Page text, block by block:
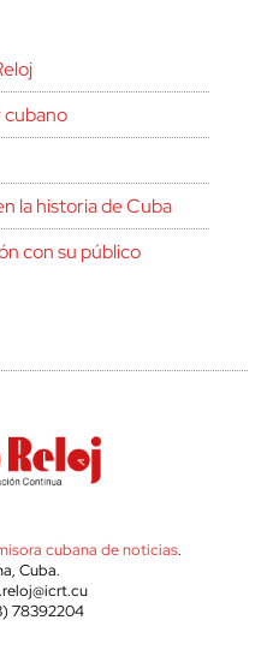
cubano
la historia de Cuba
con su público
cubana de noticias.
Cuba.
78392204